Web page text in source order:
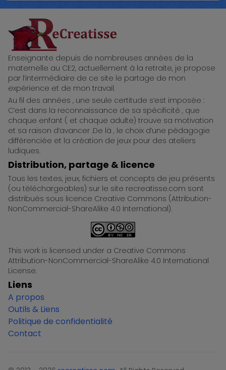
ReCreatisse
Enseignante depuis de nombreuses années de la
maternelle au CE2, actuellement à la retraite, je propose
par l’intermédiaire de ce site le partage de mon
expérience et de mon travail.
Au fil des années , une seule certitude s’est imposée :
C’est dans la reconnaissance de sa spécificité , que
chaque enfant ( et chaque adulte) trouve sa motivation
et sa raison d’avancer .De là , le choix d’une pédagogie
différenciée et la création de jeux pour des ateliers
ludiques.
Distribution, partage & licence
Tous les textes, jeux, fichiers et concepts de jeu présents
(ou téléchargeables) sur le site recreatisse.com sont
distribués sous licence Creative Commons (Attribution-
NonCommercial-ShareAlike 4.0 International).
This work is licensed under a Creative Commons
Attribution-NonCommercial-ShareAlike 4.0 International
License.
Liens
A propos
Outils & Liens
Politique de confidentialité
Contact